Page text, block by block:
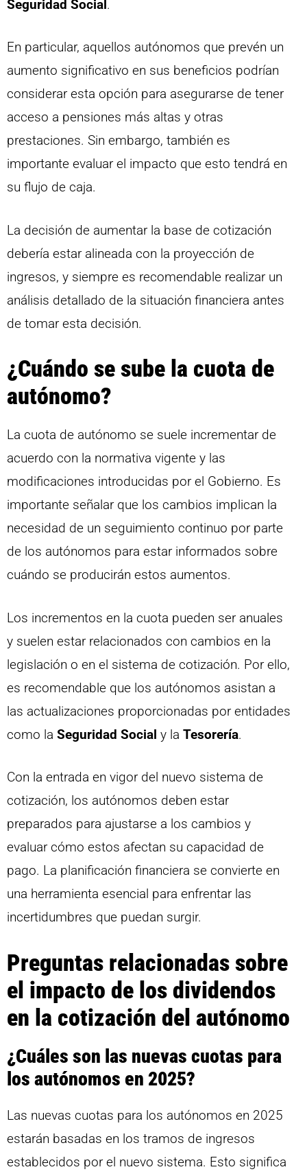
Seguridad Social .
En particular, aquellos autónomos que prevén un
aumento significativo en sus beneficios podrían
considerar esta opción para asegurarse de tener
acceso a pensiones más altas y otras
prestaciones. Sin embargo, también es
importante evaluar el impacto que esto tendrá en
su flujo de caja.
La decisión de aumentar la base de cotización
debería estar alineada con la proyección de
ingresos, y siempre es recomendable realizar un
análisis detallado de la situación financiera antes
de tomar esta decisión.
¿Cuándo se sube la cuota de
autónomo?
La cuota de autónomo se suele incrementar de
acuerdo con la normativa vigente y las
modificaciones introducidas por el Gobierno. Es
importante señalar que los cambios implican la
necesidad de un seguimiento continuo por parte
de los autónomos para estar informados sobre
cuándo se producirán estos aumentos.
Los incrementos en la cuota pueden ser anuales
y suelen estar relacionados con cambios en la
legislación o en el sistema de cotización. Por ello,
es recomendable que los autónomos asistan a
las actualizaciones proporcionadas por entidades
como la Seguridad Social y la Tesorería.
Con la entrada en vigor del nuevo sistema de
cotización, los autónomos deben estar
preparados para ajustarse a los cambios y
evaluar cómo estos afectan su capacidad de
pago. La planificación financiera se convierte en
una herramienta esencial para enfrentar las
incertidumbres que puedan surgir.
Preguntas relacionadas sobre
el impacto de los dividendos
en la cotización del autónomo
¿Cuáles son las nuevas cuotas para
los autónomos en 2025?
Las nuevas cuotas para los autónomos en 2025
estarán basadas en los tramos de ingresos
establecidos por el nuevo sistema. Esto significa